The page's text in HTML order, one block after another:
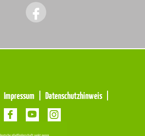
Impressum Datenschutzhinweis